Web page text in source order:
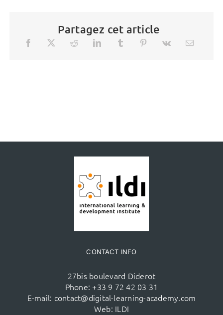
Partagez cet article
CONTACT INFO
27bis boulevard Diderot
Phone: +33 9 72 42 03 31
E-mail: contact@digital-learning-academy.com
Web: ILDI